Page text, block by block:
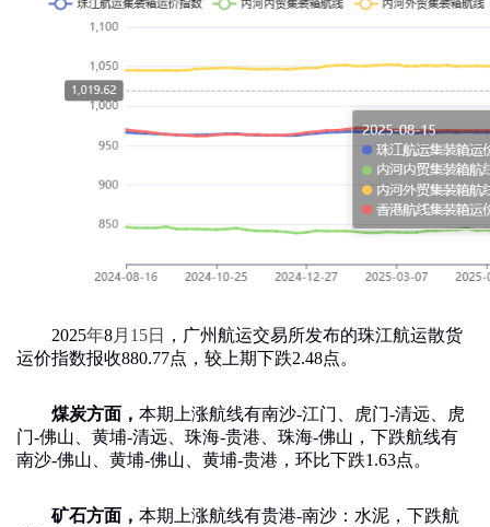
2025年8月 15日
，广州航运交易所发布的珠江航运散货
运价指数报收880.77点，较上期下跌2.48点。
煤炭方面， 本期 上涨航线有南沙-江门、虎门-清远、虎
门-佛山、黄埔-清远、珠海-贵港、珠海-佛山，下跌航线有
南沙-佛山、黄埔-佛山、黄埔-贵港 ，环比下跌1.63点。
矿石方面， 本期 上涨航线有贵港-南沙：水泥，下跌航